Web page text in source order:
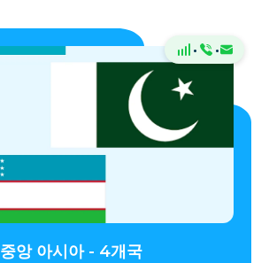
· ·
중앙 아시아 - 4개국